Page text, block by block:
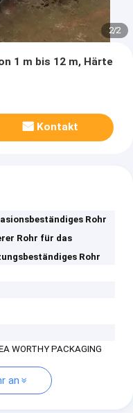
2/2
1 m bis 12 m, Härte
Kontakt
Rohr
Rohr für das
Rohr
WORTHY PACKAGING
an